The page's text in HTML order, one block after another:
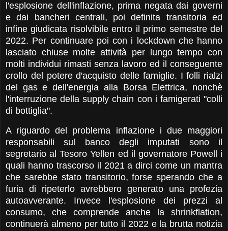
l'esplosione dell'inflazione, prima negata dai governi
e dai bancheri centrali, poi definita transitoria ed
infine giudicata risolvibile entro il primo semestre del
2022. Per continuare poi con i lockdown che hanno
lasciato chiuse molte attività per lungo tempo con
molti individui rimasti senza lavoro ed il conseguente
crollo del potere d'acquisto delle famiglie. I folli rialzi
del gas e dell'energia alla Borsa Elettrica, nonchè
l'interruzione della supply chain con i famigerati "colli
di bottiglia".
A riguardo del problema inflazione i due maggiori
responsabili sul banco degli imputati sono il
segretario al Tesoro Yellen ed il governatore Powell i
quali hanno trascorso il 2021 a dirci come un mantra
che sarebbe stato transitorio, forse sperando che a
furia di ripeterlo avrebbero generato una profezia
autoavverante. Invece l'esplosione dei prezzi al
consumo, che comprende anche la shrinkflation,
continuerà almeno per tutto il 2022 e la brutta notizia